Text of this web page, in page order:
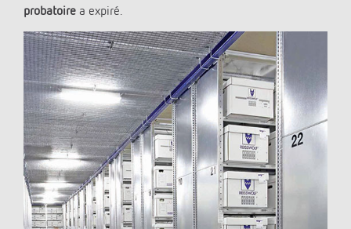
probatoire a expiré.